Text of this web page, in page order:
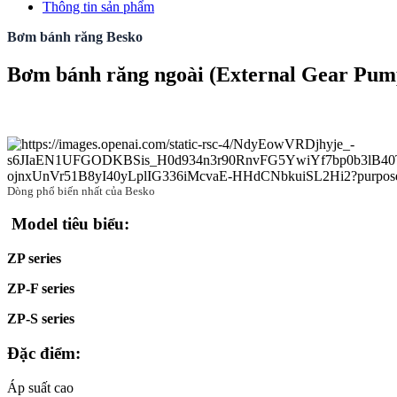
Thông tin sản phẩm
Bơm bánh răng Besko
Bơm bánh răng ngoài (External Gear
Dòng phổ biến nhất của Besko
Model tiêu biểu:
ZP series
ZP-F series
ZP-S series
Đặc điểm:
Áp suất cao